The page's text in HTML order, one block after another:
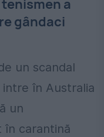
a
gândaci
un scandal
în Australia
un
în carantină